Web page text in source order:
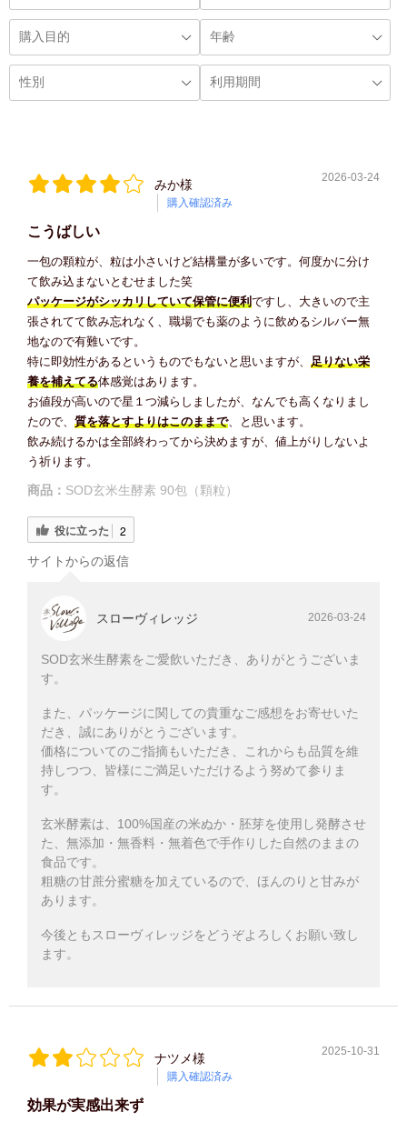
みか様
購入確認済み
2026-03-24
こうばしい
一包の顆粒が、粒は小さいけど結構量が多いです。何度かに分け
て飲み込まないとむせました笑
パッケージがシッカリしていて保管に便利ですし、大きいので主
張されてて飲み忘れなく、職場でも薬のように飲めるシルバー無
地なので有難いです。
特に即効性があるというものでもないと思いますが、 足りない栄
養を補えてる体感覚はあります。
お値段が高いので星１つ減らしましたが、なんでも高くなりまし
たので、 質を落とすよりはこのままで、と思います。
飲み続けるかは全部終わってから決めますが、値上がりしないよ
う祈ります。
商品： SOD玄米生酵素 90包（顆粒）
役に立った 2
サイトからの返信
スローヴィレッジ 2026-03-24
SOD玄米生酵素をご愛飲いただき、ありがとうございま
す。
また、パッケージに関しての貴重なご感想をお寄せいた
だき、誠にありがとうございます。
価格についてのご指摘もいただき、これからも品質を維
持しつつ、皆様にご満足いただけるよう努めて参りま
す。
玄米酵素は、100%国産の米ぬか・胚芽を使用し発酵させ
た、無添加・無香料・無着色で手作りした自然のままの
食品です。
粗糖の甘蔗分蜜糖を加えているので、ほんのりと甘みが
あります。
今後ともスローヴィレッジをどうぞよろしくお願い致し
ます。
ナツメ様
購入確認済み
2025-10-31
効果が実感出来ず